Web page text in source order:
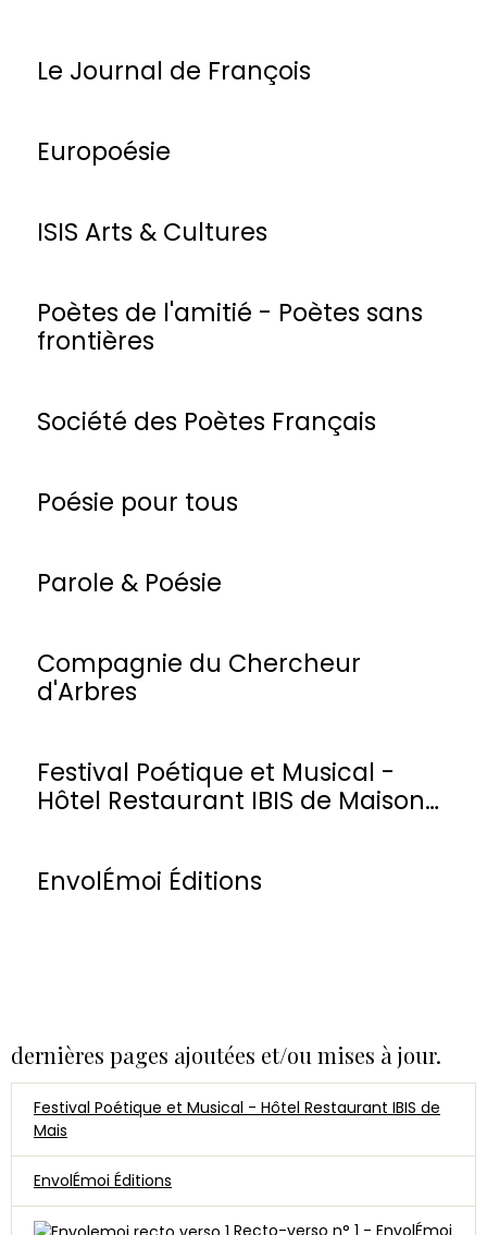
Le Journal de François
Europoésie
ISIS Arts & Cultures
Poètes de l'amitié - Poètes sans
frontières
Société des Poètes Français
Poésie pour tous
Parole & Poésie
Compagnie du Chercheur
d'Arbres
Festival Poétique et Musical -
Hôtel Restaurant IBIS de Maisons-
EnvolÉmoi Éditions
dernières pages ajoutées et/ou mises à jour.
Festival Poétique et Musical - Hôtel Restaurant IBIS de
Mais
EnvolÉmoi Éditions
Recto-verso n° 1 - EnvolÉmoi